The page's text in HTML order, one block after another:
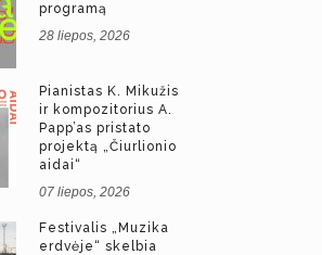
programą
28 liepos, 2026
Pianistas K. Mikužis
ir kompozitorius A.
Papp’as pristato
projektą „Čiurlionio
aidai“
07 liepos, 2026
Festivalis „Muzika
erdvėje“ skelbia